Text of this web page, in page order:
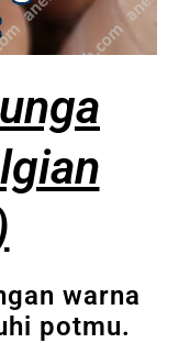
warna
potmu.